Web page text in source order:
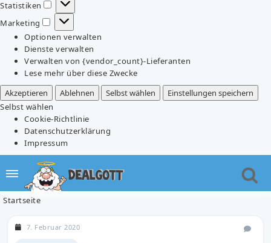
Statistiken
Statistiken
Marketing
Marketing
Optionen verwalten
Dienste verwalten
Verwalten von {vendor_count}-Lieferanten
Lese mehr über diese Zwecke
Akzeptieren
Ablehnen Selbst wählen
Einstellungen speichern
Selbst wählen
Cookie-Richtlinie
Datenschutzerklärung
Impressum
Startseite
7. Februar 2020